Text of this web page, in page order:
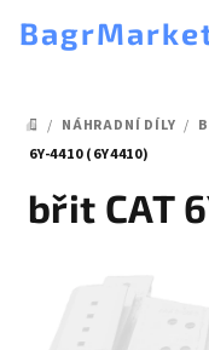
DOMŮ
/ NÁHRADNÍ DÍLY /
6Y-4410 (6Y4410)
břit CAT